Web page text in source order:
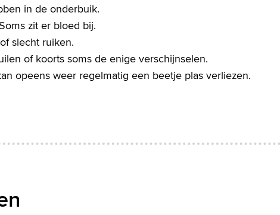
in de onderbuik.
zit er bloed bij.
slecht ruiken.
of koorts soms de enige verschijnselen.
opeens weer regelmatig een beetje plas verliezen.